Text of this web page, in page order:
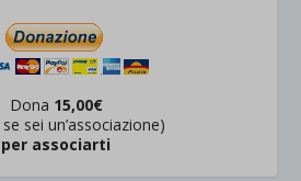
Dona 15,00€
sei un’associazione)
per associarti